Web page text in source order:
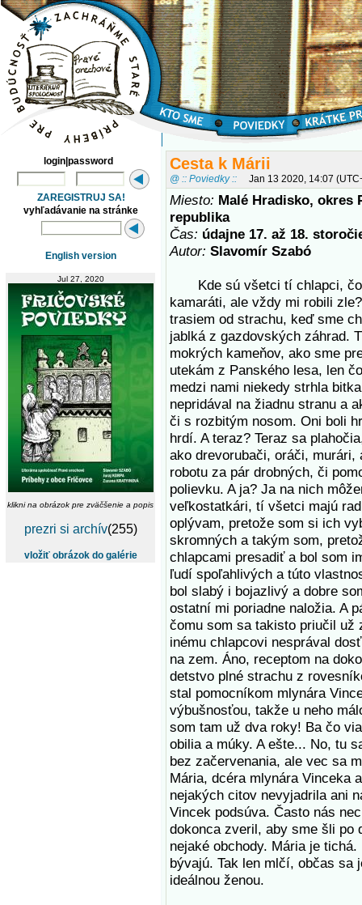
login|password
ZAREGISTRUJ SA!
vyhľadávanie na stránke
English version
Jul 27, 2020
klikni na obrázok pre zväčšenie a popis
prezri si archív(255)
vložiť obrázok do galérie
Cesta k Márii
@ :: Poviedky :: Jan 13 2020, 14:07
Miesto: Malé Hradisko, okres
republika
Čas: údajne 17. až 18.
Autor: Slavomír Szabó
Kde sú všetci tí chlapci, čo
kamaráti, ale vždy mi robili
trasiem od strachu, keď sme
jablká z gazdovských záhrad.
mokrých kameňov, ako sme
utekám z Panského lesa, len
medzi nami niekedy strhla
nepridával na žiadnu stranu a
či s rozbitým nosom. Oni boli
hrdí. A teraz? Teraz sa
ako drevorubači, oráči,
robotu za pár drobných, či
polievku. A ja? Ja na nich
veľkostatkári, tí všetci majú
oplývam, pretože som si ich
skromných a takým som,
chlapcami presadiť a bol som
ľudí spoľahlivých a túto
bol slabý i bojazlivý a dobre
ostatní mi poriadne naložia. A
čomu som sa takisto priučil už
inému chlapcovi nesprával
na zem. Áno, receptom na
detstvo plné strachu z
stal pomocníkom mlynára
výbušnosťou, takže u neho
som tam už dva roky! Ba čo
obilia a múky. A ešte... No, tu
bez začervenania, ale vec sa
Mária, dcéra mlynára Vinceka
nejakých citov nevyjadrila ani
Vincek podsúva. Často nás
dokonca zveril, aby sme šli po
nejaké obchody. Mária je
bývajú. Tak len mlčí, občas sa
ideálnou ženou.